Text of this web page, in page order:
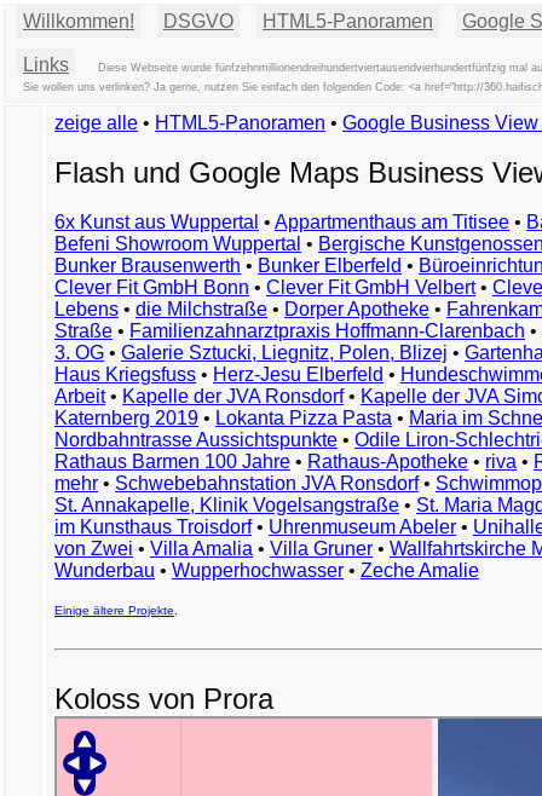
Willkommen! DSGVO HTML5-Panoramen Google
Links
Diese Webseite wurde fünfzehnmillionendreihundertviertausendvierhundertfünfzig mal
Sie wollen uns verlinken? Ja gerne, nutzen Sie einfach den folgenden Code: <a href="http://
zeige alle • HTML5-Panoramen • Google Business
Flash und Google Maps Business
6x Kunst aus Wuppertal • Appartmenthaus am Titisee •
Befeni Showroom Wuppertal • Bergische
Bunker Brausenwerth • Bunker Elberfeld •
Clever Fit GmbH Bonn • Clever Fit GmbH Velbert•
Lebens • die Milchstraße • Dorper Apotheke •
Straße • Familienzahnarztpraxis Hoffmann-Clarenbach •
3. OG • Galerie Sztucki, Liegnitz, Polen, Blizej •
Haus Kriegsfuss • Herz-Jesu Elberfeld •
Arbeit• Kapelle der JVA Ronsdorf• Kapelle der JVA
Katernberg 2019 • Lokanta Pizza Pasta • Maria im
Nordbahntrasse Aussichtspunkte • Odile Liron-
Rathaus Barmen 100 Jahre • Rathaus-Apotheke • riva •
mehr • Schwebebahnstation JVA Ronsdorf•
St. Annakapelle, Klinik Vogelsangstraße • St. Maria
im Kunsthaus Troisdorf• Uhrenmuseum Abeler •
von Zwei • Villa Amalia • Villa Gruner • Wallfahrtskirche
Wunderbau • Wupperhochwasser • Zeche Amalie
Einige ältere Projekte
Koloss von Prora